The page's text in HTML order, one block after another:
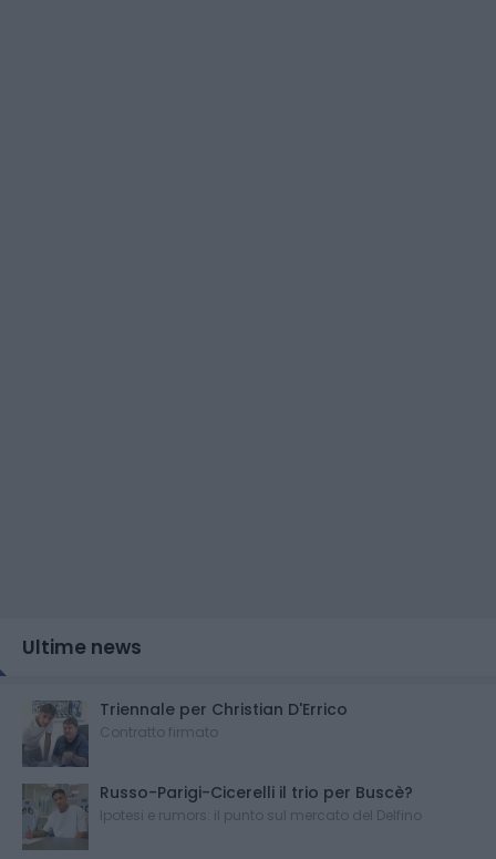
Ultime news
Triennale per Christian D'Errico
Contratto firmato
Russo-Parigi-Cicerelli il trio per Buscè?
Ipotesi e rumors: il punto sul mercato del Delfino